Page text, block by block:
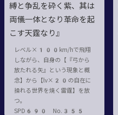
縛と争乱を砕く紫、其は
両儀一体となり革命を起
こす天霆なり』
レベル×100km/hで飛翔
しながら、自身の【『弓から
放たれる矢』という現象と概
念】から【lv×20の自在に
操れる世界を焼く雷霆】を放
つ。
SPD690 No.355